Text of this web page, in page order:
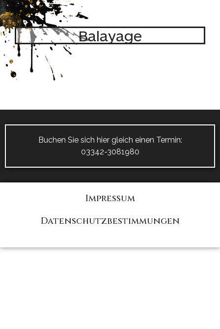
Balayage
Buchen Sie sich hier gleich einen Termin:
03342-3081980
Impressum
Datenschutzbestimmungen